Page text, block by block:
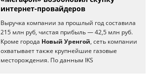
интернет-провайдеров
Выручка компании за прошлый год составила
215 млн руб, чистая прибыль — 42,5 млн руб.
Кроме города Новый Уренгой, сеть компании
охватывает также крупнейшие газовые
месторождения. По данным IKS